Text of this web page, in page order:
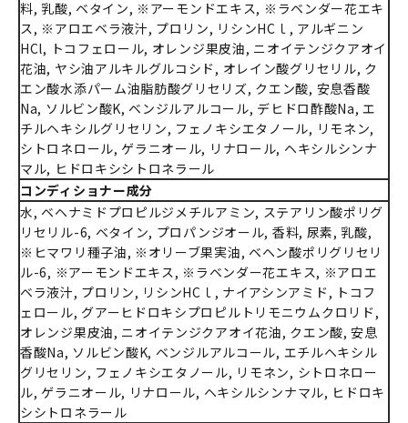
料, 乳酸, ベタイン, ※アーモンドエキス, ※ラベンダー花エキ
ス, ※アロエベラ液汁, プロリン, リシンHCｌ, アルギニン
HCl, トコフェロール, オレンジ果皮油, ニオイテンジクアオイ
花油, ヤシ油アルキルグルコシド, オレイン酸グリセリル, ク
エン酸水添パーム油脂肪酸グリセリズ, クエン酸, 安息香酸
Na, ソルビン酸K, ベンジルアルコール, デヒドロ酢酸Na, エ
チルヘキシルグリセリン, フェノキシエタノール, リモネン,
シトロネロール, ゲラニオール, リナロール, ヘキシルシンナ
マル, ヒドロキシシトロネラール
コンディショナー成分
水, ベヘナミドプロピルジメチルアミン, ステアリン酸ポリグ
リセリル-6, ベタイン, プロパンジオール, 香料, 尿素, 乳酸,
※ヒマワリ種子油, ※オリーブ果実油, ベヘン酸ポリグリセリ
ル-6, ※アーモンドエキス, ※ラベンダー花エキス, ※アロエ
ベラ液汁, プロリン, リシンHCｌ, ナイアシンアミド, トコフ
ェロール, グアーヒドロキシプロピルトリモニウムクロリド,
オレンジ果皮油, ニオイテンジクアオイ花油, クエン酸, 安息
香酸Na, ソルビン酸K, ベンジルアルコール, エチルヘキシル
グリセリン, フェノキシエタノール, リモネン, シトロネロー
ル, ゲラニオール, リナロール, ヘキシルシンナマル, ヒドロキ
シシトロネラール